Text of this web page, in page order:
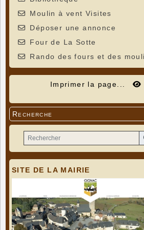
Moulin à vent Visites
Déposer une annonce
Four de La Sotte
Rando des fours et des
Imprimer la page...
Recherche
SITE DE LA MAIRIE